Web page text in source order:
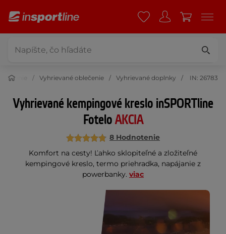
Vyhrievané oblečenie Vyhrievané doplnky IN: 26783
Vyhrievané kempingové kreslo inSPORTline
FoteloAKCIA
8 Hodnotenie
Komfort na cesty! Ľahko sklopiteľné a zložiteľné
kempingové kreslo, termo priehradka, napájanie z
powerbanky. viac